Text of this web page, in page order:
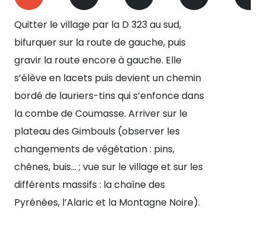
Quitter le village par la D 323 au sud,
bifurquer sur la route de gauche, puis
gravir la route encore à gauche. Elle
s’élève en lacets puis devient un chemin
bordé de lauriers-tins qui s’enfonce dans
la combe de Coumasse. Arriver sur le
plateau des Gimbouls (observer les
changements de végétation : pins,
chênes, buis… ; vue sur le village et sur les
différents massifs : la chaîne des
Pyrénées, l’Alaric et la Montagne Noire).